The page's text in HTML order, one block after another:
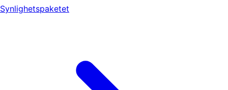
Synlighetspaketet